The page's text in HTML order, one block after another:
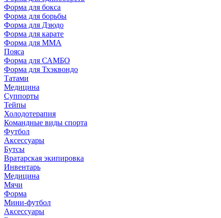
Форма для бокса
Форма для борьбы
Форма для Дзюдо
Форма для карате
Форма для MMA
Пояса
Форма для САМБО
Форма для Тхэквондо
Татами
Медицина
Суппорты
Тейпы
Холодотерапия
Командные виды спорта
Футбол
Аксессуары
Бутсы
Вратарская экипировка
Инвентарь
Медицина
Мячи
Форма
Мини-футбол
Аксессуары